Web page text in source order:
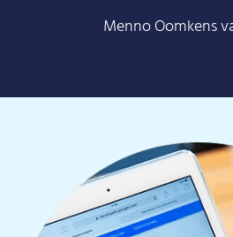
Menno Oomkens